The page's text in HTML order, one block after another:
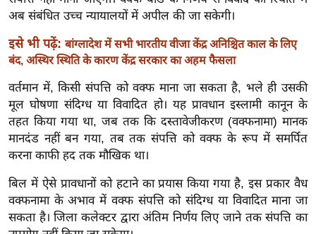
वु
फि
स
मी
क्षा
B
e
a
k
अब संबंधित उच्च न्यायालयों में अपील की जा सकेगी।
इसे भी पढ़ें: बांग्लादेश में सभी भारतीय वीजा केंद्र अनिश्चित काल के लिए
बंद, अस्थिर स्थिति के कारण केंद्र सरकार का अहम फैसला
वर्तमान में, किसी संपत्ति को वक्फ माना जा सकता है, भले ही उसकी
मूल घोषणा संदिग्ध या विवादित हो। यह प्रावधान इस्लामी कानून के
तहत किया गया था, जब तक कि दस्तावेजीकरण (वक्फनामा) मानक
मानदंड नहीं बन गया, तब तक संपत्ति को वक्फ के रूप में समर्पित
करना काफी हद तक मौखिक था।
बिल में ऐसे प्रावधानों को हटाने का प्रयास किया गया है, इस प्रकार वैध
वक्फनामा के अभाव में वक्फ संपत्ति को संदिग्ध या विवादित माना जा
सकता है। जिला कलेक्टर द्वारा अंतिम निर्णय लिए जाने तक संपत्ति का